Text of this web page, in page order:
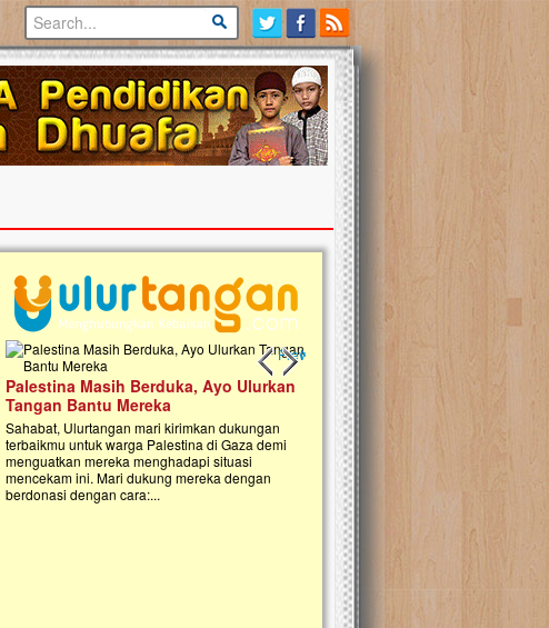
Previous slide
Next slide
Palestina Masih Berduka, Ayo Ulurkan
Tangan Bantu Mereka
Sahabat, Ulurtangan mari kirimkan dukungan
terbaikmu untuk warga Palestina di Gaza demi
menguatkan mereka menghadapi situasi
mencekam ini. Mari dukung mereka dengan
berdonasi dengan cara:...
Open Donasi Wakaf
Rumah Qur'an & TK Islam
Najjah di Jonggol
Saat ini, Ulurtangan bersama Yayasan
Najjahtul Islam Jonggol sedang merintis
pembangunan Rumah Qur’an dan
kanak Islam Terpadu (TKIT) An Najjah
Gedung Majelis Taklim di Jonggol,...